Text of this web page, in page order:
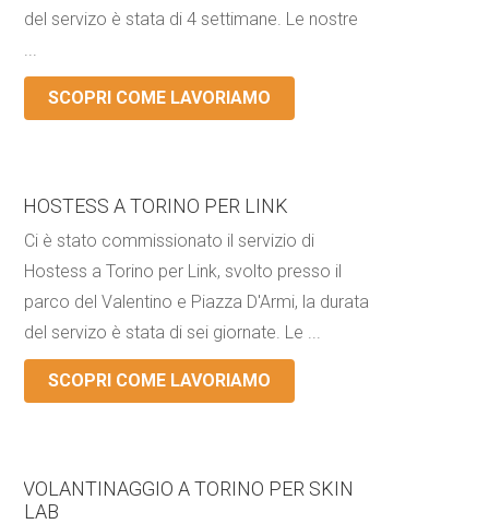
del servizo è stata di 4 settimane. Le nostre
...
SCOPRI COME LAVORIAMO
HOSTESS A TORINO PER LINK
Ci è stato commissionato il servizio di
Hostess a Torino per Link, svolto presso il
parco del Valentino e Piazza D'Armi, la durata
del servizo è stata di sei giornate. Le ...
SCOPRI COME LAVORIAMO
VOLANTINAGGIO A TORINO PER SKIN
LAB